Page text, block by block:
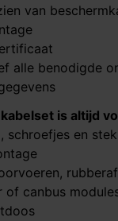
van
alle benodigde
is altijd
schroefjes en
of canbus